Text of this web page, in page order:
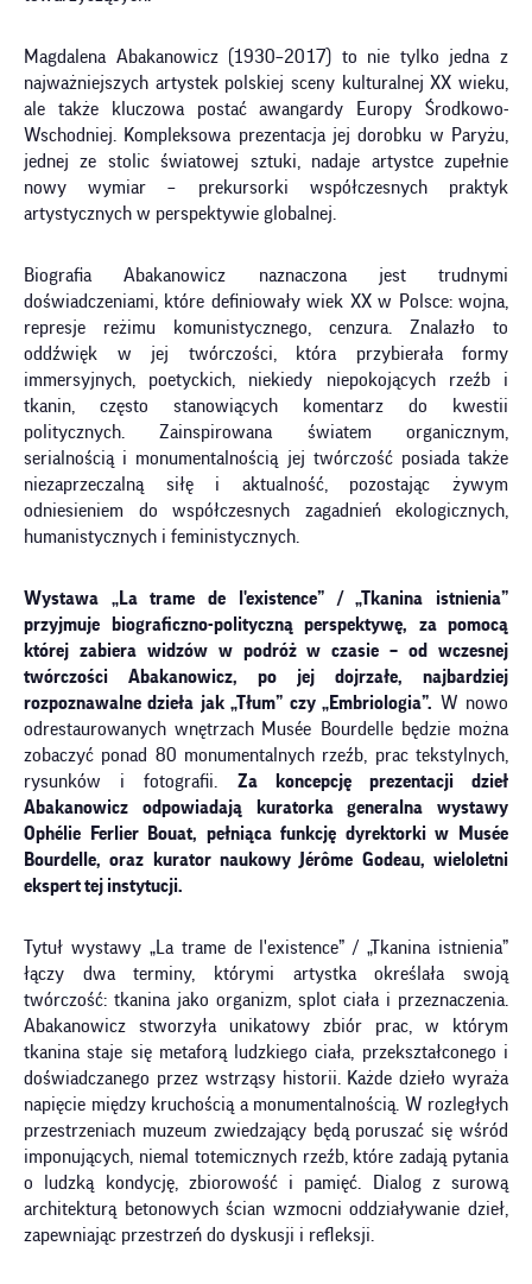
Magdalena Abakanowicz (1930–2017) to nie tylko jedna z
najważniejszych artystek polskiej sceny kulturalnej XX wieku,
ale także kluczowa postać awangardy Europy Środkowo-
Wschodniej. Kompleksowa prezentacja jej dorobku w Paryżu,
jednej ze stolic światowej sztuki, nadaje artystce zupełnie
nowy wymiar – prekursorki współczesnych praktyk
artystycznych w perspektywie globalnej.
Biografia Abakanowicz naznaczona jest trudnymi
doświadczeniami, które definiowały wiek XX w Polsce: wojna,
represje reżimu komunistycznego, cenzura. Znalazło to
oddźwięk w jej twórczości, która przybierała formy
immersyjnych, poetyckich, niekiedy niepokojących rzeźb i
tkanin, często stanowiących komentarz do kwestii
politycznych. Zainspirowana światem organicznym,
serialnością i monumentalnością jej twórczość posiada także
niezaprzeczalną siłę i aktualność, pozostając żywym
odniesieniem do współczesnych zagadnień ekologicznych,
humanistycznych i feministycznych.
Wystawa „La trame de l'existence” / „Tkanina istnienia”
przyjmuje biograficzno-polityczną perspektywę, za pomocą
której zabiera widzów w podróż w czasie – od wczesnej
twórczości Abakanowicz, po jej dojrzałe, najbardziej
rozpoznawalne dzieła jak „Tłum” czy „Embriologia”. W nowo
odrestaurowanych wnętrzach Musée Bourdelle będzie można
zobaczyć ponad 80 monumentalnych rzeźb, prac tekstylnych,
rysunków i fotografii. Za koncepcję prezentacji dzieł
Abakanowicz odpowiadają kuratorka generalna wystawy
Ophélie Ferlier Bouat, pełniąca funkcję dyrektorki w Musée
Bourdelle, oraz kurator naukowy Jérôme Godeau, wieloletni
ekspert tej instytucji.
Tytuł wystawy „La trame de l'existence” / „Tkanina istnienia”
łączy dwa terminy, którymi artystka określała swoją
twórczość: tkanina jako organizm, splot ciała i przeznaczenia.
Abakanowicz stworzyła unikatowy zbiór prac, w którym
tkanina staje się metaforą ludzkiego ciała, przekształconego i
doświadczanego przez wstrząsy historii. Każde dzieło wyraża
napięcie między kruchością a monumentalnością. W rozległych
przestrzeniach muzeum zwiedzający będą poruszać się wśród
imponujących, niemal totemicznych rzeźb, które zadają pytania
o ludzką kondycję, zbiorowość i pamięć. Dialog z surową
architekturą betonowych ścian wzmocni oddziaływanie dzieł,
zapewniając przestrzeń do dyskusji i refleksji.